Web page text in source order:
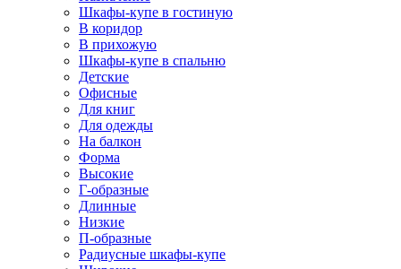
Шкафы-купе в гостиную
В коридор
В прихожую
Шкафы-купе в спальню
Детские
Офисные
Для книг
Для одежды
На балкон
Форма
Высокие
Г-образные
Длинные
Низкие
П-образные
Радиусные шкафы-купе